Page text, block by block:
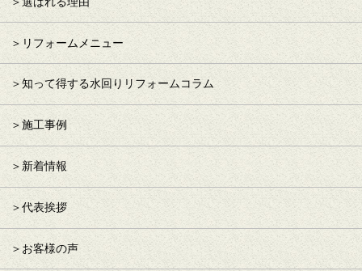
リフォームメニュー
知って得する水回りリフォームコラム
施工事例
新着情報
代表挨拶
お客様の声